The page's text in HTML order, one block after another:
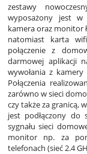
zestawy
wyposażony jest w
kamera oraz monitor
natomiast karta
połączenie z
darmowej aplikacji
wywołania z
Połączenia
zarówno w sieci
czy także za granicą,
jest podłączony do
sygnału sieci
monitor np. za
telefonach (sieć 2.4